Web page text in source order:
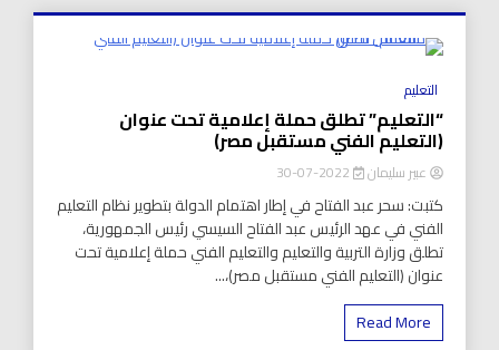
التعليم
“التعليم” تطلق حملة إعلامية تحت عنوان
(التعليم الفني مستقبل مصر)
عبير سليمان
كتبت: سحر عبد الفتاح في إطار اهتمام الدولة بتطوير نظام التعليم
الفني في عهد الرئيس عبد الفتاح السيسي رئيس الجمهورية،
تطلق وزارة التربية والتعليم والتعليم الفني حملة إعلامية تحت
عنوان (التعليم الفني مستقبل مصر)،...
Read More